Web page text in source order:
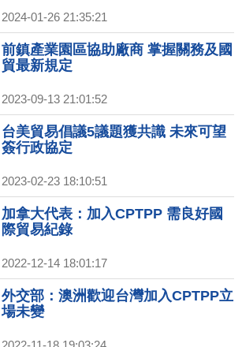
2024-01-26 21:35:21
前鎮產業園區協助廠商 掌握關務及國
貿最新規定
2023-09-13 21:01:52
台美貿易倡議5議題獲共識 未來可望
簽行政協定
2023-02-23 18:10:51
加拿大代表：加入CPTPP 需良好國
際貿易紀錄
2022-12-14 18:01:17
外交部：澳洲歡迎台灣加入CPTPP立
場未變